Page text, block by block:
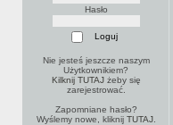
Hasło
Nie jesteś jeszcze naszym
Użytkownikiem?
Kilknij TUTAJżeby się
zarejestrować.
Zapomniane hasło?
Wyślemy nowe, kliknij TUTAJ.